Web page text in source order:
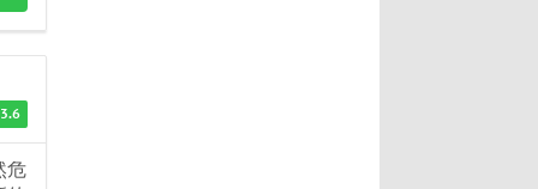
3.6
危